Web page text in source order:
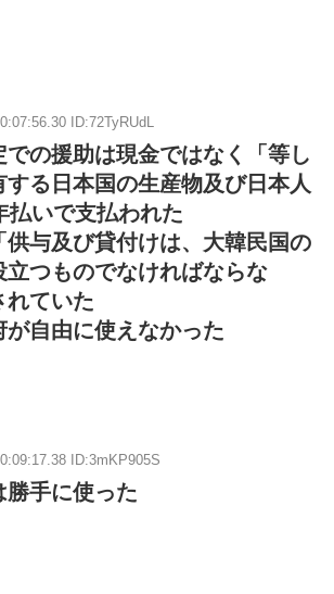
ID:72TyRUdL
での援助は現金ではなく「等し
る日本国の生産物及び日本人
払いで支払われた
供与及び貸付けは、大韓民国の
立つものでなければならな
れていた
自由に使えなかった
ID:3mKP905S
勝手に使った